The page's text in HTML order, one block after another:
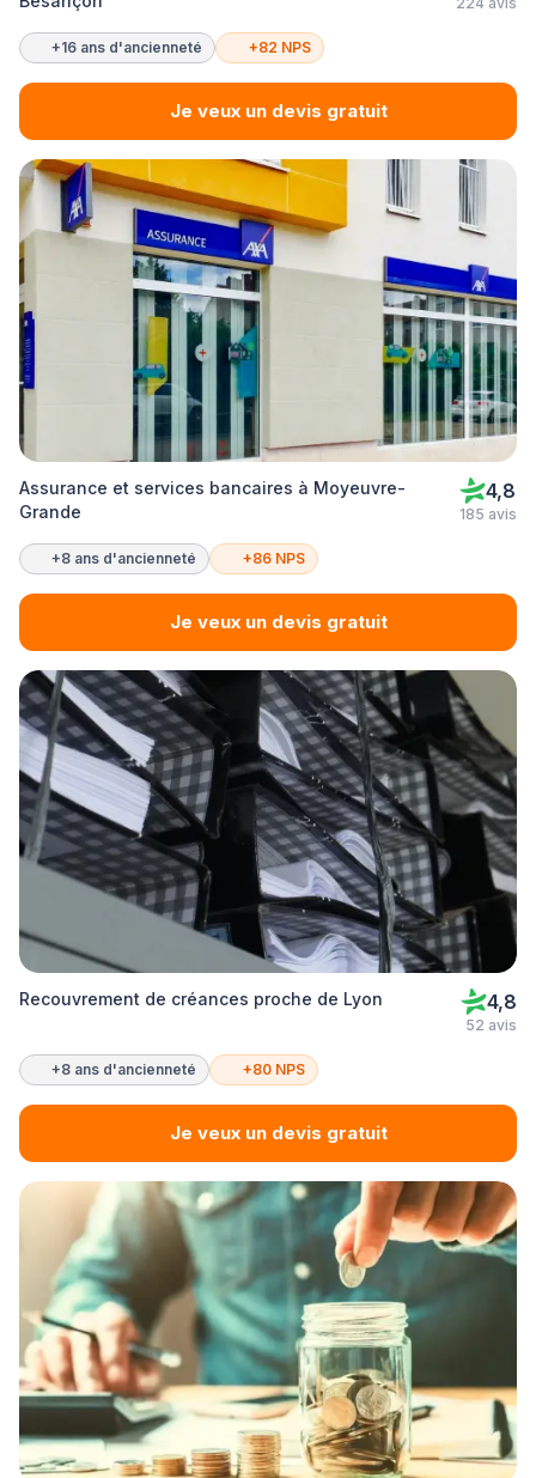
+16 ans d'ancienneté +82 NPS
Je veux un devis gratuit
Assurance et services bancaires à Moyeuvre-
Grande
4,8
185 avis
+8 ans d'ancienneté +86 NPS
Je veux un devis gratuit
Recouvrement de créances proche de Lyon 4,8
52 avis
+8 ans d'ancienneté +80 NPS
Je veux un devis gratuit